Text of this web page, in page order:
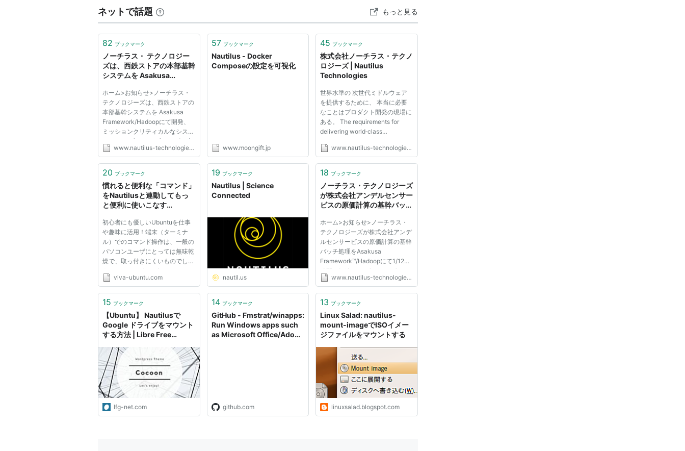
ネットで話題 もっと見る
82 ブックマーク
ノーチラス・ テクノロジー
ズは、西鉄ストアの本部基幹
システムを Asakusa
発、ミッションクリティカル
なシステムを アマゾン ウェ
ブ サ―ビス上で本稼働開始 |
NAUTILUS
ホーム>お知らせ>ノーチラス・
テクノロジーズは、西鉄ストアの
本部基幹システムを Asakusa
Framework/Hadoopにて開発、
ミッションクリティカルなシステ
ムを アマゾン ウェブ サ―ビス上
で本稼働開始 ノーチラス・ テク
基幹システムを Asakusa
ミッションクリテ...
www.nautilus-technologies.com
57 ブックマーク
Nautilus - Docker
Composeの設定を可視化
www.moongift.jp
45 ブックマーク
株式会社ノーチラス・テクノ
ロジーズ | Nautilus
Technologies
世界水準の 次世代ミドルウェア
を提供するために、 本当に必要
なことはプロダクト開発の現場に
ある。 The requirements for
delivering world‑class
only through direct engagement
development.
www.nautilus-technologies.com
20 ブックマーク
慣れると便利な「コマンド」
をNautilusと連動してもっ
と便利に使いこなす
「nautilus-open-
terminal」 | Viva! Ubuntu!!
初心者にも優しいUbuntuを仕事
や趣味に活用！端末（ターミナ
ル）でのコマンド操作は、一般の
パソコンユーザにとっては無味乾
燥で、取っ付きにくいものでしょ
う。 しかし、少しずつでもコマ
ンドに慣れていくと、とっても便
ミナルのコマンドを実行できる
介し...
viva-ubuntu.com
19 ブックマーク
Nautilus | Science
Connected
nautil.us
18 ブックマーク
ノーチラス・テクノロジーズ
が株式会社アンデルセンサー
ビスの原価計算の基幹バッチ
Framework™/Hadoopにて
1/12の時間に短縮アマゾン
ウェブ サ―ビス®の
Amazon® VPCを利用し、
インフラ構築・運用コストを
大幅削減 | NAUTILUS
ホーム>お知らせ>ノーチラス・
テクノロジーズが株式会社アンデ
ルセンサービスの原価計算の基幹
バッチ処理をAsakusa
Framework™/Hadoopにて1/12の
時間に短縮 アマゾン ウェブ サ―
ビス®のAmazon® VPCを利用
大幅削減 ノーチラス・テクノロ
ービスの原価計算の...
www.nautilus-technologies.com
15 ブックマーク
【Ubuntu】 Nautilusで
Google ドライブをマウント
する方法 | Libre Free
lfg-net.com
14 ブックマーク
GitHub - Fmstrat/winapps:
Run Windows apps such
as Microsoft Office/Adobe
github.com
13 ブックマーク
Linux Salad: nautilus-
mount-imageでISOイメー
ジファイルをマウントする
linuxsalad.blogspot.com